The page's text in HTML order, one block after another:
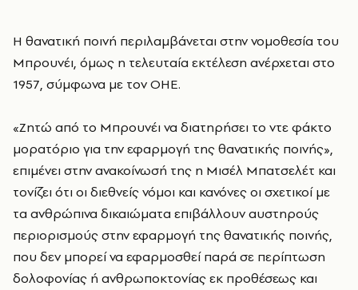
Η θανατική ποινή περιλαμβάνεται στην νομοθεσία του
Μπρουνέι, όμως η τελευταία εκτέλεση ανέρχεται στο
1957, σύμφωνα με τον ΟΗΕ.
«Ζητώ από το Μπρουνέι να διατηρήσει το ντε φάκτο
μορατόριο για την εφαρμογή της θανατικής ποινής»,
επιμένει στην ανακοίνωσή της η Μισέλ Μπατσελέτ και
τονίζει ότι οι διεθνείς νόμοι και κανόνες οι σχετικοί με
τα ανθρώπινα δικαιώματα επιβάλλουν αυστηρούς
περιορισμούς στην εφαρμογή της θανατικής ποινής,
που δεν μπορεί να εφαρμοσθεί παρά σε περίπτωση
δολοφονίας ή ανθρωποκτονίας εκ προθέσεως και